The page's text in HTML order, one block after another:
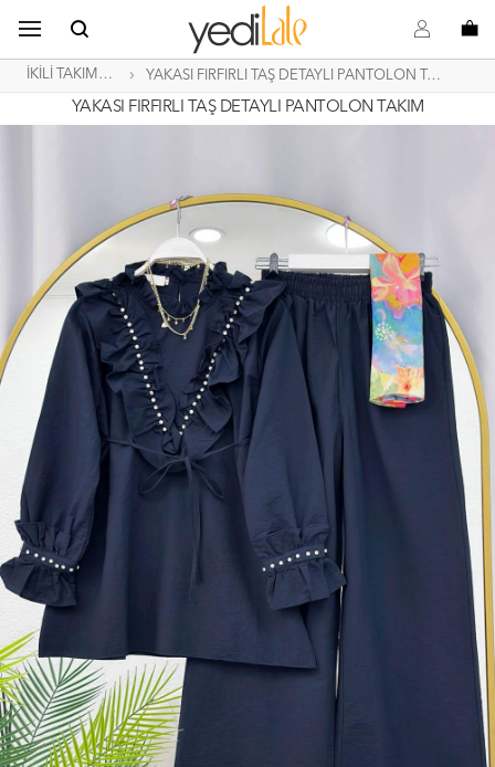
s o B
İKİLİ TAKIMLAR YAKASI FIRFIRLI TAŞ DETAYLI PANTOLON TAKIM
YAKASI FIRFIRLI TAŞ DETAYLI PANTOLON TAKIM